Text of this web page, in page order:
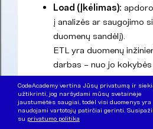
Load (Įkėlimas):
į analizės ar saugojimo
duomenų sandėlį).
ETL yra duomenų
darbas – nuo jo
sprendimai bus pagrįsti
duomenimis.
CodeAcademy vertina Jūsų privatumą ir
užtikrinti, jog naršydami mūsų svetainėje
jaustumėtės saugiai, todėl visi duomenys yra
naudojami vartotojų patirčiai gerinti.
su privatumo politika